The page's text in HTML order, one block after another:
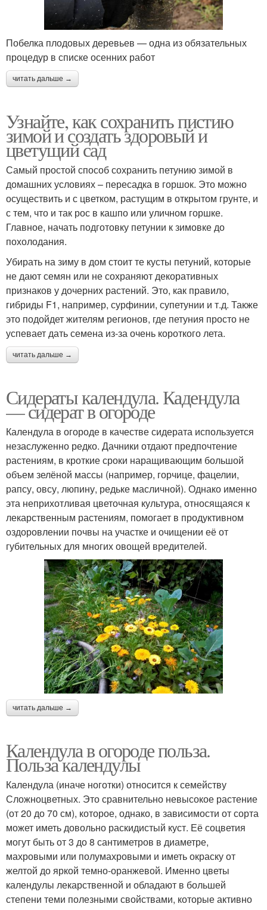
Побелка плодовых деревьев — одна из обязательных
процедур в списке осенних работ
читать дальше →
Узнайте, как сохранить пистию
зимой и создать здоровый и
цветущий сад
Самый простой способ сохранить петунию зимой в
домашних условиях – пересадка в горшок. Это можно
осуществить и с цветком, растущим в открытом грунте, и
с тем, что и так рос в кашпо или уличном горшке.
Главное, начать подготовку петунии к зимовке до
похолодания.
Убирать на зиму в дом стоит те кусты петуний, которые
не дают семян или не сохраняют декоративных
признаков у дочерних растений. Это, как правило,
гибриды F1, например, сурфинии, супетунии и т.д. Также
это подойдет жителям регионов, где петуния просто не
успевает дать семена из-за очень короткого лета.
читать дальше →
Сидераты календула. Кадендула
— сидерат в огороде
Календула в огороде в качестве сидерата используется
незаслуженно редко. Дачники отдают предпочтение
растениям, в кроткие сроки наращивающим большой
объем зелёной массы (например, горчице, фацелии,
рапсу, овсу, люпину, редьке масличной). Однако именно
эта неприхотливая цветочная культура, относящаяся к
лекарственным растениям, помогает в продуктивном
оздоровлении почвы на участке и очищении её от
губительных для многих овощей вредителей.
читать дальше →
Календула в огороде польза.
Польза календулы
Календула (иначе ноготки) относится к семейству
Сложноцветных. Это сравнительно невысокое растение
(от 20 до 70 см), которое, однако, в зависимости от сорта
может иметь довольно раскидистый куст. Её соцветия
могут быть от 3 до 8 сантиметров в диаметре,
махровыми или полумахровыми и иметь окраску от
желтой до яркой темно-оранжевой. Именно цветы
календулы лекарственной и обладают в большей
степени теми полезными свойствами, которые активно